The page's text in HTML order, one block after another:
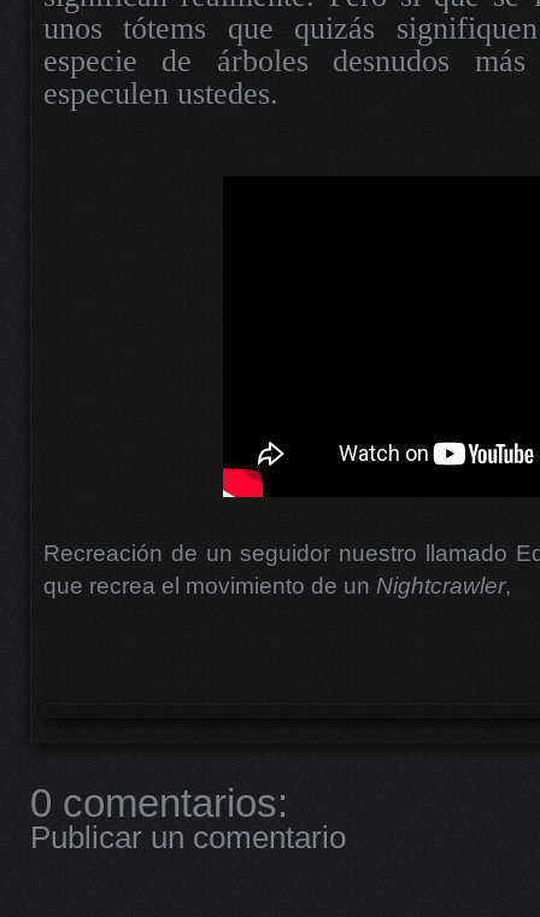
unos tótems que quizás
especie de árboles desnudos
especulen ustedes.
Recreación de un seguidor nuestro llamado
que recrea el movimiento de un Nightcrawler,
0 comentarios:
Publicar un comentario